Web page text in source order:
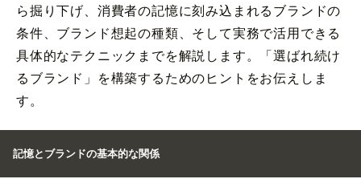
ら掘り下げ、消費者の記憶に刻み込まれるブランドの
条件、ブランド想起の種類、そして実務で活用できる
具体的なテクニックまでを解説します。「選ばれ続け
るブランド」を構築するためのヒントをお伝えしま
す。
記憶とブランドの基本的な関係